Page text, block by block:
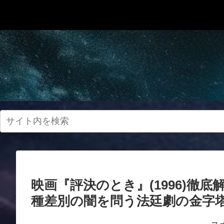
映画『評決のとき』(1996)徹底
種差別の闇を問う法廷劇の金字